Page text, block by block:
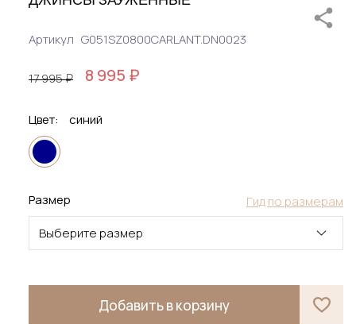
Артикул G051SZ0800CARLANT.DN0023
17 995 ₽ 8 995 ₽
Цвет: синий
Гид по размерам
Размер
Выберите размер
Добавить в корзину